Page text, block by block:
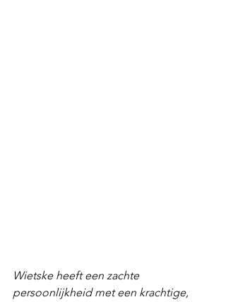
Wietske heeft een zachte
persoonlijkheid met een krachtige,